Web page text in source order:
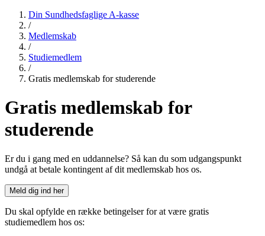
Din Sundhedsfaglige A-kasse
/
Medlemskab
/
Studiemedlem
/
Gratis medlemskab for studerende
Gratis medlemskab for
studerende
Er du i gang med en uddannelse? Så kan du som udgangspunkt
undgå at betale kontingent af dit medlemskab hos os.
Meld dig ind her
Du skal opfylde en række betingelser for at være gratis
studiemedlem hos os: